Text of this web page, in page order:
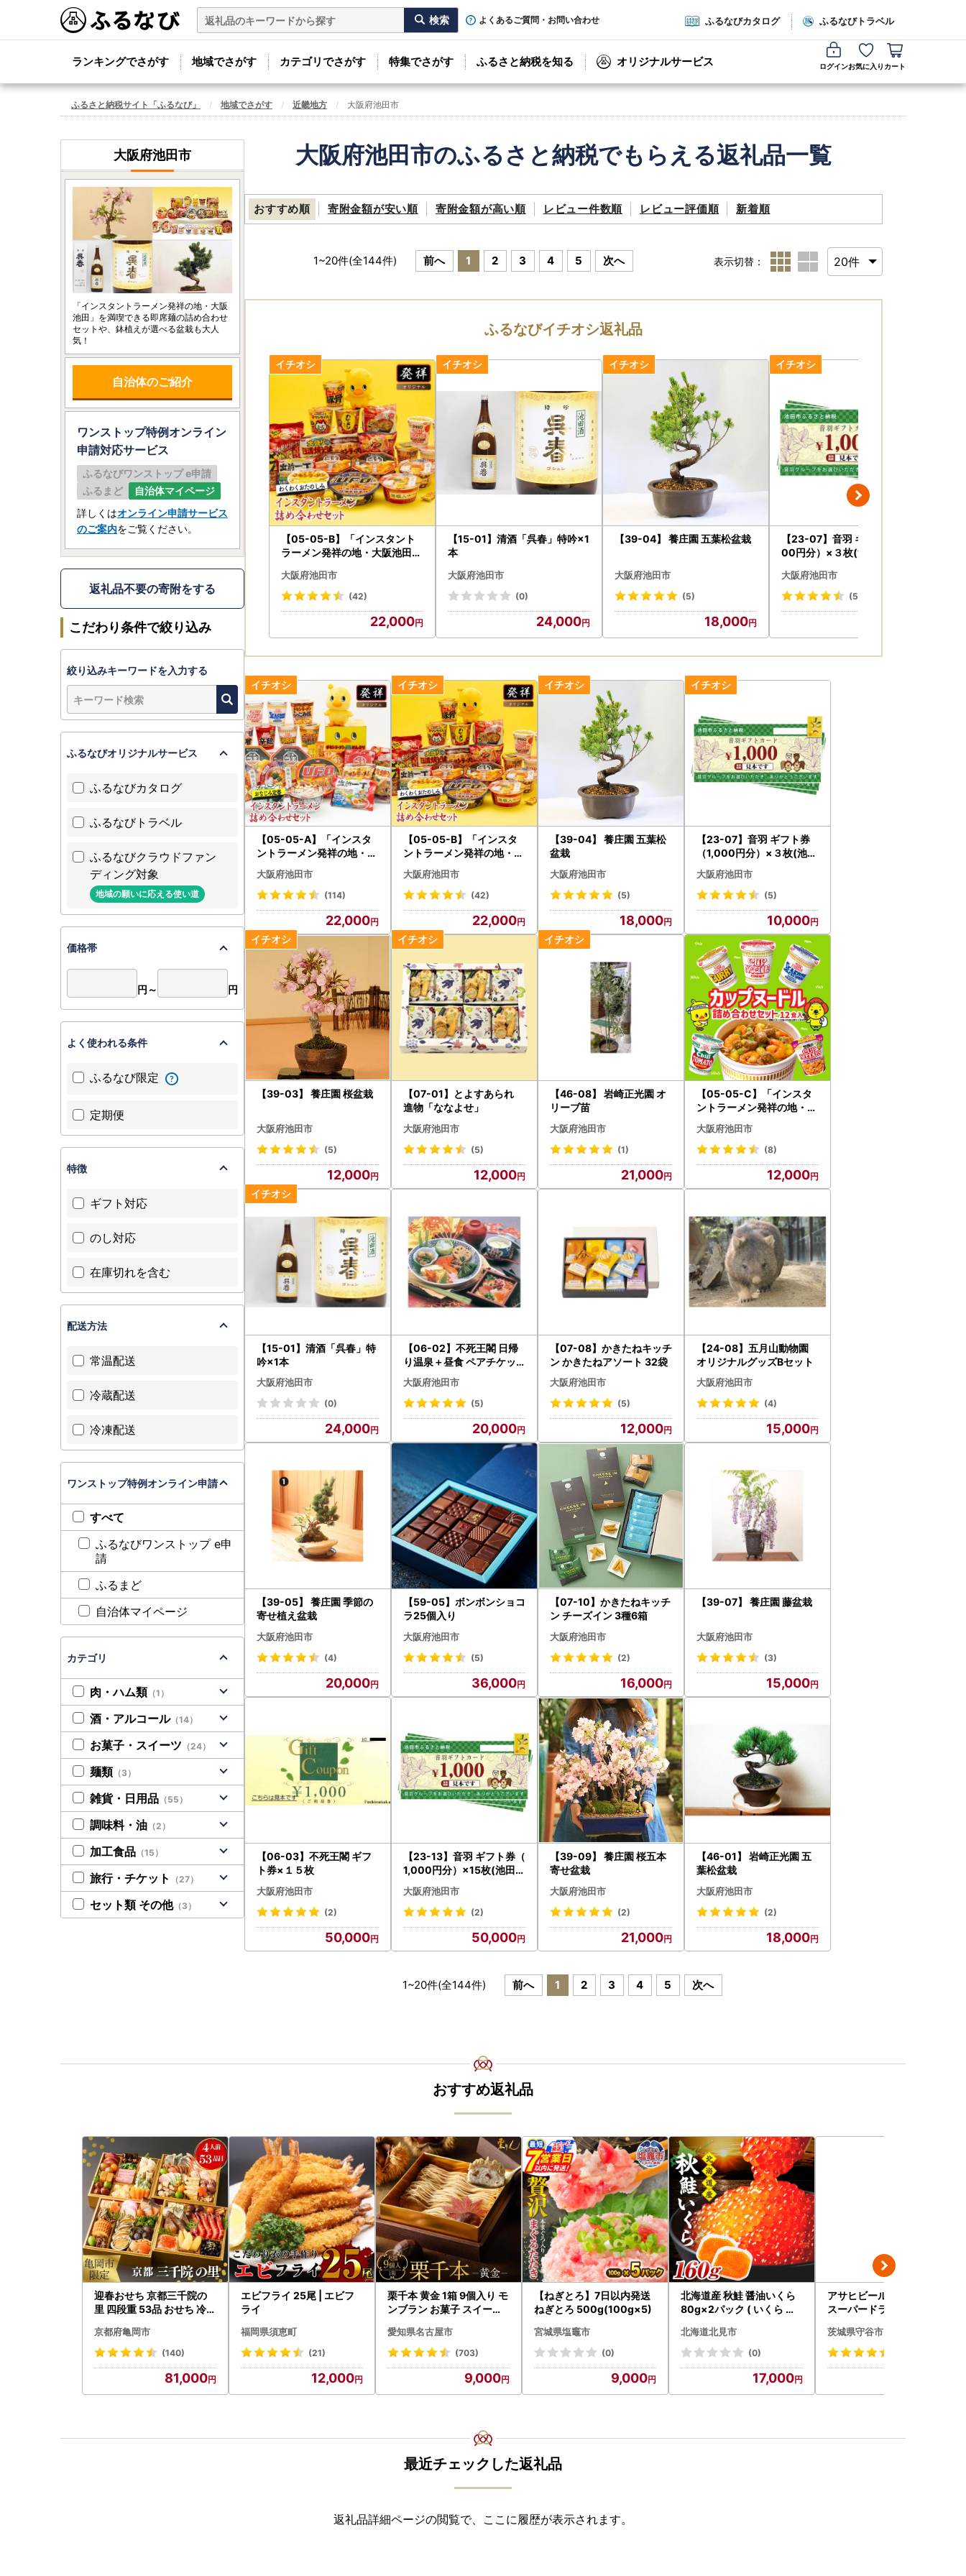
よくあるご質問・お問い合わせ ふるなびカタログ ふるなびトラベル
ランキングでさがす 地域でさがす カテゴリでさがす 特集でさがす ふるさと納税を知る オリジナルサービス ログインお気に入り カート
ふるさと納税サイト「ふるなび」 地域でさがす 近畿地方 大阪府池田市
大阪府池田市のふるさと納税でもらえる返礼品一覧
おすすめ順 寄附金額が安い順 寄附金額が高い順 レビュー件数順 レビュー評価順 新着順
1~20件(全144件) 前へ 1 2 3 4 5 次へ 表示切替：
ふるなびイチオシ返礼品
【05-05-B】「インスタント
ラーメン発祥の地・大阪池田」
大阪府池田市
(42)
22,000
【15-01】清酒「呉春」特吟×1
本
大阪府池田市
(0)
24,000
【39-04】 養庄園 五葉松盆栽
大阪府池田市
(5)
18,000
【23-07】音羽 ギフト券（1,0
00円分）×３枚(池田市内２店
大阪府池田市
(5)
【05-05-A】「インスタ
ントラーメン発祥の地・大
阪池田」おなじみ定番セッ
ト
大阪府池田市
(114)
22,000
【05-05-B】「インスタ
ントラーメン発祥の地・大
阪池田」わくわくおたのし
みセット
大阪府池田市
(42)
22,000
【39-04】 養庄園 五葉松
盆栽
大阪府池田市
(5)
18,000
【23-07】音羽 ギフト券
（1,000円分）×３枚(池田
市内２店舗限定)
大阪府池田市
(5)
10,000
【39-03】 養庄園 桜盆栽
大阪府池田市
(5)
12,000
【07-01】とよすあられ
進物「ななよせ」
大阪府池田市
(5)
12,000
【46-08】 岩崎正光園 オ
リーブ苗
大阪府池田市
(1)
21,000
【05-05-C】「インスタ
ントラーメン発祥の地・大
阪池田」お手頃ハーフサイ
ズセット
大阪府池田市
(8)
12,000
【15-01】清酒「呉春」特
吟×1本
大阪府池田市
(0)
24,000
【06-02】不死王閣 日帰
り温泉＋昼食 ペアチケッ
ト
大阪府池田市
(5)
20,000
【07-08】かきたねキッチ
ン かきたねアソート 32袋
大阪府池田市
(5)
12,000
【24-08】五月山動物園
オリジナルグッズBセット
大阪府池田市
(4)
15,000
【39-05】 養庄園 季節の
寄せ植え盆栽
大阪府池田市
(4)
20,000
【59-05】ボンボンショコ
ラ25個入り
大阪府池田市
(5)
36,000
【07-10】かきたねキッチ
ン チーズイン 3種6箱
大阪府池田市
(2)
16,000
【39-07】 養庄園 藤盆栽
大阪府池田市
(3)
15,000
【06-03】不死王閣 ギフ
ト券×１５枚
大阪府池田市
(2)
50,000
【23-13】音羽 ギフト券（
1,000円分）×15枚(池田市
内２店舗限定)
大阪府池田市
(2)
50,000
【39-09】 養庄園 桜五本
寄せ盆栽
大阪府池田市
(2)
21,000
【46-01】 岩崎正光園 五
葉松盆栽
大阪府池田市
(2)
18,000
1~20件(全144件) 前へ 1 2 3 4 5 次へ
大阪府池田市
「インスタントラーメン発祥の地・大阪
池田」を満喫できる即席麺の詰め合わせ
セットや、鉢植えが選べる盆栽も大人
気！
自治体のご紹介
ワンストップ特例オンライン
申請対応サービス
ふるなびワンストップ e申請
ふるまど
自治体マイページ
詳しくはオンライン申請サービス
のご案内をご覧ください。
返礼品不要の寄附をする
こだわり条件で絞り込み
絞り込みキーワードを入力する
ふるなびオリジナルサービス
ふるなびカタログ
ふるなびトラベル
ふるなびクラウドファン
ディング対象
地域の願いに応える使い道
価格帯
円～ 円
よく使われる条件
ふるなび限定
定期便
特徴
ギフト対応
のし対応
在庫切れを含む
配送方法
常温配送
冷蔵配送
冷凍配送
ワンストップ特例オンライン申請
すべて
ふるなびワンストップ e申
請
ふるまど
自治体マイページ
カテゴリ
肉・ハム類 （1）
酒・アルコール（14）
お菓子・スイーツ （24）
麺類 （3）
雑貨・日用品 （55）
調味料・油 （2）
加工食品 （15）
旅行・チケット （27）
セット類 その他（3）
おすすめ返礼品
迎春おせち 京都三千院の
里 四段重 53品 おせち 冷蔵
京都府亀岡市
(140)
81,000
エビフライ 25尾 | エビフ
ライ
福岡県須恵町
(21)
12,000
栗千本 黄金 1箱 9個入り モ
ンブラン お菓子 スイーツ
愛知県名古屋市
(703)
9,000
【ねぎとろ】7日以内発送
ねぎとろ 500g(100g×5)
宮城県塩竈市
(0)
9,000
北海道産 秋鮭 醤油いくら
80g×2パック ( いくら イ
くら 醤油漬け パック 北海
道産 ふるさと納税 秋鮭 )【
北海道北見市
(0)
17,000
アサヒビール 究極の辛口
スーパードライ 350ml×4
茨城県守谷市
最近チェックした返礼品
返礼品詳細ページの閲覧で、ここに履歴が表示されます。